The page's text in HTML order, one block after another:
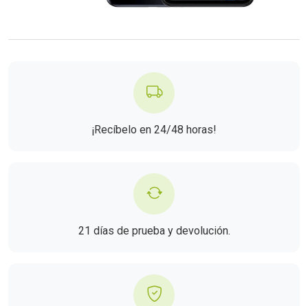
¡Recíbelo en 24/48 horas!
21 días de prueba y devolución.